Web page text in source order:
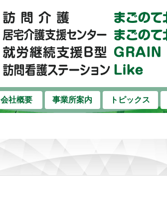
コンテンツへスキップ
会社概要 事業所案内 トピックス